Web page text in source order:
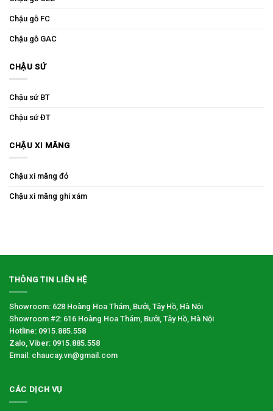
Chậu gỗ FC
Chậu gỗ GAC
CHẬU SỨ
Chậu sứ BT
Chậu sứ ĐT
CHẬU XI MĂNG
Chậu xi măng đỏ
Chậu xi măng ghi xám
THÔNG TIN LIÊN HỆ
Showroom: 628 Hoàng Hoa Thám, Bưởi, Tây Hồ, Hà Nội
Showroom #2: 616 Hoàng Hoa Thám, Bưởi, Tây Hồ, Hà Nội
Hotline: 0915.885.558
Zalo, Viber: 0915.885.558
Email: chaucay.vn@gmail.com
CÁC DỊCH VỤ